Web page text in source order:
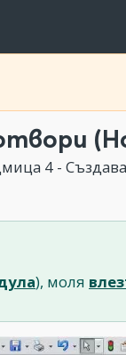
4 -
), моля